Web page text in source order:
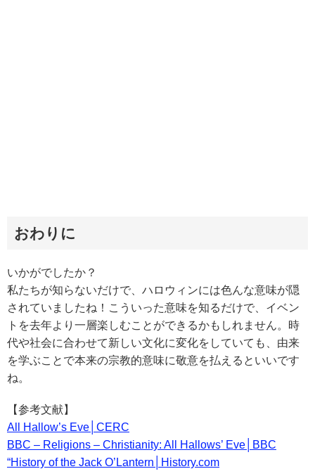
おわりに
いかがでしたか？
私たちが知らないだけで、ハロウィンには色んな意味が隠
されていましたね！こういった意味を知るだけで、イベン
トを去年より一層楽しむことができるかもしれません。時
代や社会に合わせて新しい文化に変化をしていても、由来
を学ぶことで本来の宗教的意味に敬意を払えるといいです
ね。
【参考文献】
All Hallow’s Eve│CERC
BBC – Religions – Christianity: All Hallows’ Eve│BBC
“History of the Jack O’Lantern│History.com